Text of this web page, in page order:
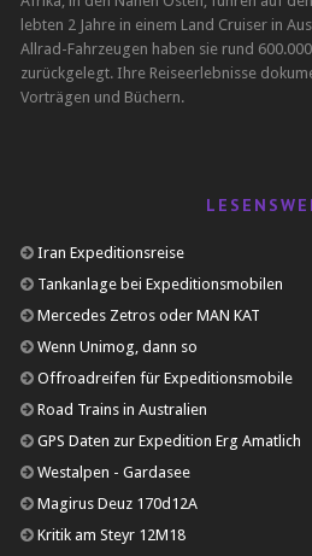
lebten 2 Jahre in einem Land Cruiser in
Allrad-Fahrzeugen haben sie rund
zurückgelegt. Ihre Reiseerlebnisse
Vorträgen und Büchern.
Iran Expeditionsreise
Tankanlage bei Expeditionsmobilen
Mercedes Zetros oder MAN KAT
Wenn Unimog, dann so
Offroadreifen für Expeditionsmobile
Road Trains in Australien
GPS Daten zur Expedition Erg Amatlich
Westalpen - Gardasee
Magirus Deuz 170d12A
Kritik am Steyr 12M18